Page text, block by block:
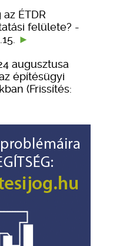
ÉTDR
felülete? -
augusztusa
építésügyi
(Frissítés: